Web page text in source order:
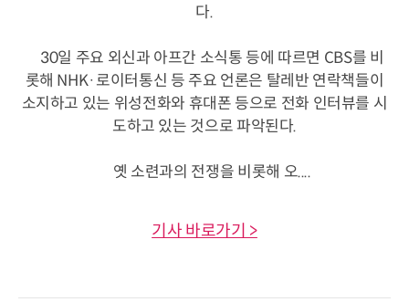
다.
30일 주요 외신과 아프간 소식통 등에 따르면 CBS를 비
롯해 NHK·로이터통신 등 주요 언론은 탈레반 연락책들이
소지하고 있는 위성전화와 휴대폰 등으로 전화 인터뷰를 시
도하고 있는 것으로 파악된다.
옛 소련과의 전쟁을 비롯해 오....
기사 바로가기 >